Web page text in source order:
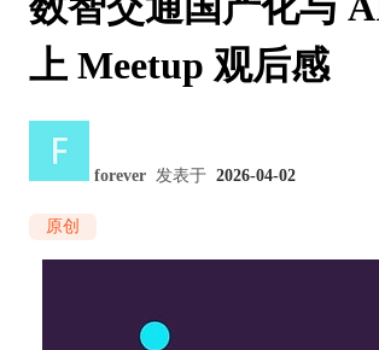
上 Meetup 观后感
forever 发表于 2026-04-02
原创